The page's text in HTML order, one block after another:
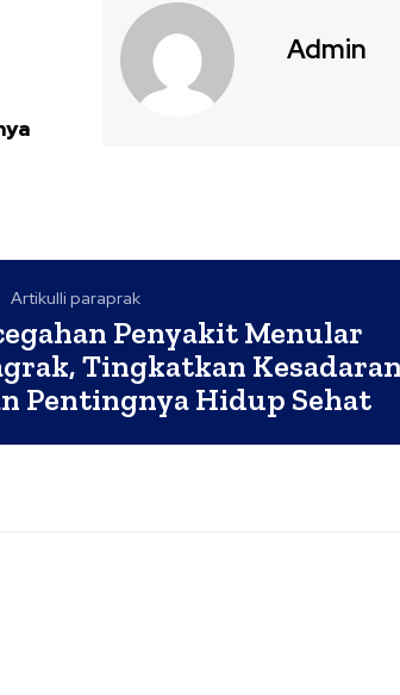
Admin
Artikulli paraprak
Penyakit Menular
Tingkatkan Kesadaran
Pentingnya Hidup Sehat